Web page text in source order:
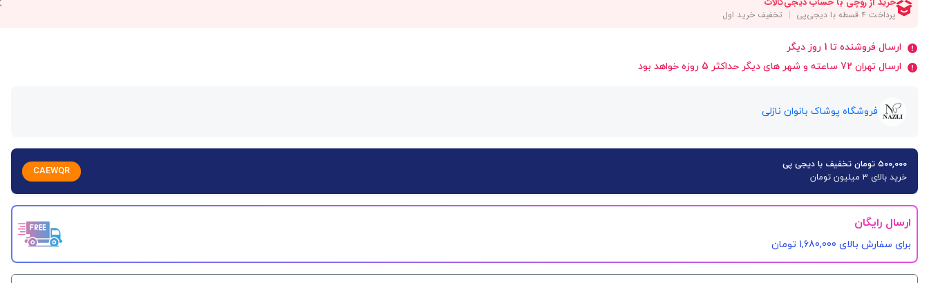
ارسال فروشنده تا 1 روز دیگر
ارسال تهران 72 ساعته و شهر های دیگر حداکثر 5 روزه خواهد بود
فروشگاه پوشاک بانوان نازلی
۵۰۰,۰۰۰ تومان تخفیف با دیجی پی
خرید بالای 3 میلیون تومان
CAEWQR
ارسال رایگان
برای سفارش‌ بالای 1,680,000 تومان